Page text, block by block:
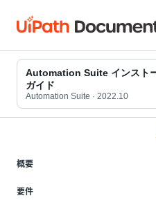
Automation Suite インスト
ガイド
Automation Suite · 2022.10
概要
要件